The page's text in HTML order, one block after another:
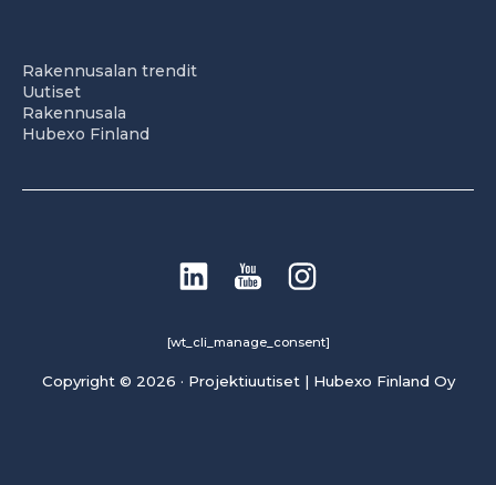
Rakennusalan trendit
Uutiset
Rakennusala
Hubexo Finland
[wt_cli_manage_consent]
Copyright © 2026 · Projektiuutiset | Hubexo Finland Oy